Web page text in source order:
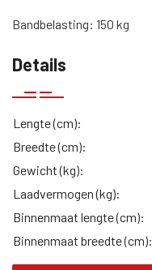
Bandbelasting: 150 kg
Details
Lengte (cm):
Breedte (cm):
Gewicht (kg):
Laadvermogen (kg):
Binnenmaat lengte (cm):
Binnenmaat breedte (cm):